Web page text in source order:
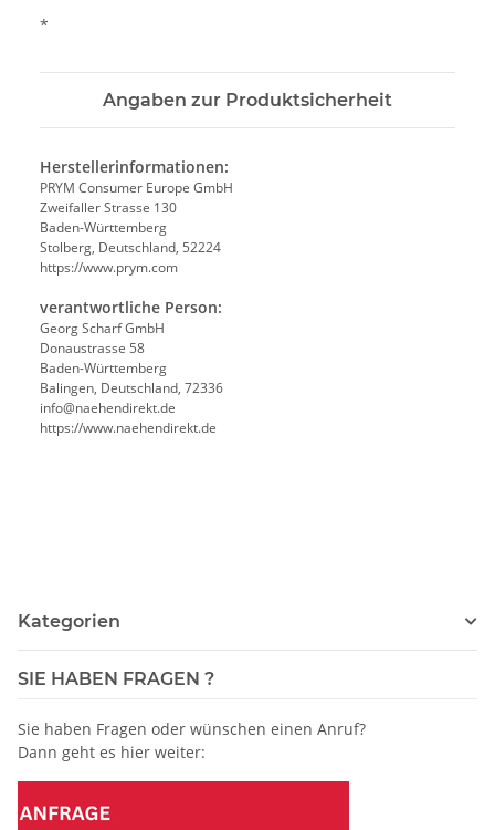
*
Angaben zur Produktsicherheit
Herstellerinformationen:
PRYM Consumer Europe GmbH
Zweifaller Strasse 130
Baden-Württemberg
Stolberg, Deutschland, 52224
https://www.prym.com
verantwortliche Person:
Georg Scharf GmbH
Donaustrasse 58
Baden-Württemberg
Balingen, Deutschland, 72336
info@naehendirekt.de
https://www.naehendirekt.de
Kategorien
SIE HABEN FRAGEN ?
Sie haben Fragen oder wünschen einen Anruf?
Dann geht es hier weiter: